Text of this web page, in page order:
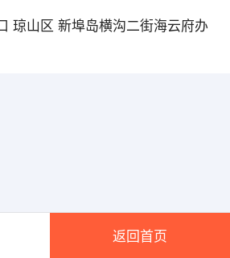
琼山区 新埠岛横沟二街海云府办
返回首页